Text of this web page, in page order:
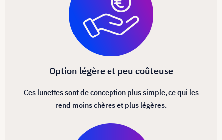
Option légère et peu coûteuse
Ces lunettes sont de conception plus simple, ce qui les
rend moins chères et plus légères.